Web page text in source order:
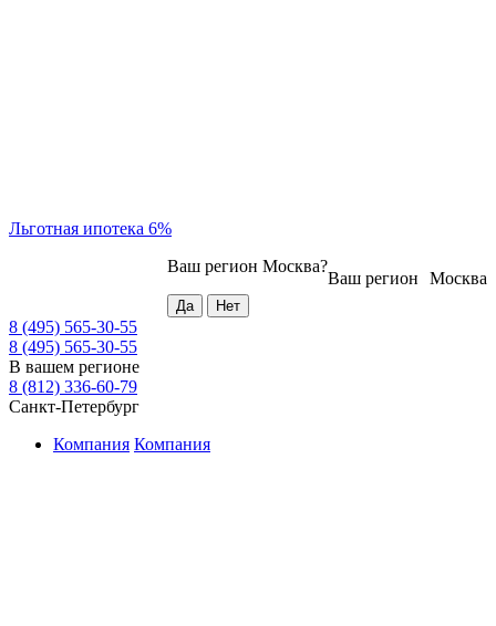
Льготная ипотека 6%
Москва
Ваш регион
Ваш регион Москва?
8 (495) 565-30-55
8 (495) 565-30-55
В вашем регионе
8 (812) 336-60-79
Санкт-Петербург
Компания Компания